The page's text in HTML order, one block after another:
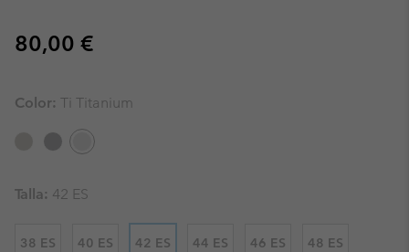
Regular price:
80,00 €
Color: Ti Titanium
Talla: 42 ES
38 ES 40 ES 42 ES 44 ES 46 ES 48 ES